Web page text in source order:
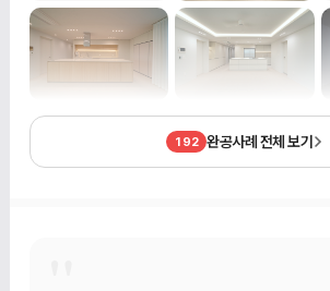
192 완공사례 전체 보기